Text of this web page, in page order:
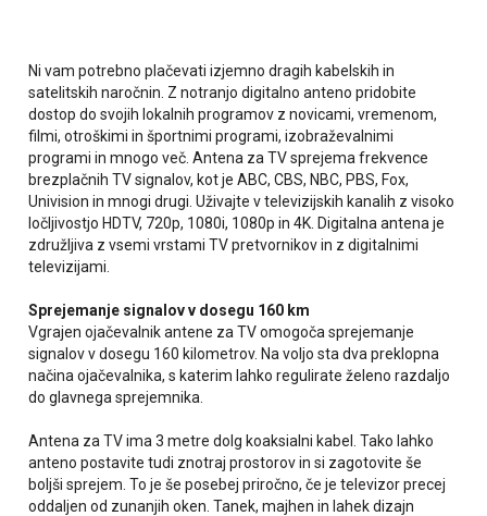
Ni vam potrebno plačevati izjemno dragih kabelskih in
satelitskih naročnin. Z notranjo digitalno anteno pridobite
dostop do svojih lokalnih programov z novicami, vremenom,
filmi, otroškimi in športnimi programi, izobraževalnimi
programi in mnogo več. Antena za TV sprejema frekvence
brezplačnih TV signalov, kot je ABC, CBS, NBC, PBS, Fox,
Univision in mnogi drugi. Uživajte v televizijskih kanalih z visoko
ločljivostjo HDTV, 720p, 1080i, 1080p in 4K. Digitalna antena je
združljiva z vsemi vrstami TV pretvornikov in z digitalnimi
televizijami.
Sprejemanje signalov v dosegu 160 km
Vgrajen ojačevalnik antene za TV omogoča sprejemanje
signalov v dosegu 160 kilometrov. Na voljo sta dva preklopna
načina ojačevalnika, s katerim lahko regulirate želeno razdaljo
do glavnega sprejemnika.
Antena za TV ima 3 metre dolg koaksialni kabel. Tako lahko
anteno postavite tudi znotraj prostorov in si zagotovite še
boljši sprejem. To je še posebej priročno, če je televizor precej
oddaljen od zunanjih oken. Tanek, majhen in lahek dizajn